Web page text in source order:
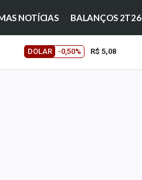
NOTÍCIAS BALANÇOS 2T26
DOLAR -0,50% R$ 5,08